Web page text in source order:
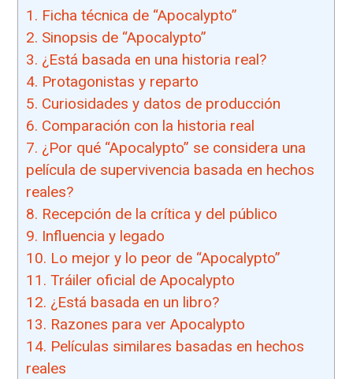
1. Ficha técnica de “Apocalypto”
2. Sinopsis de “Apocalypto”
3. ¿Está basada en una historia real?
4. Protagonistas y reparto
5. Curiosidades y datos de producción
6. Comparación con la historia real
7. ¿Por qué “Apocalypto” se considera una
película de supervivencia basada en hechos
reales?
8. Recepción de la crítica y del público
9. Influencia y legado
10. Lo mejor y lo peor de “Apocalypto”
11. Tráiler oficial de Apocalypto
12. ¿Está basada en un libro?
13. Razones para ver Apocalypto
14. Películas similares basadas en hechos
reales